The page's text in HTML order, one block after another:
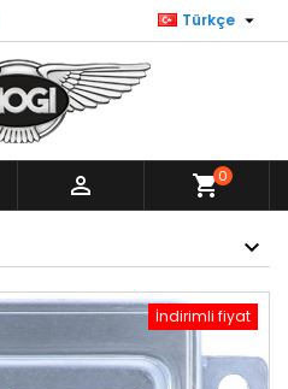
Türkçe 
 shopping_cart0
İndirimli fiyat